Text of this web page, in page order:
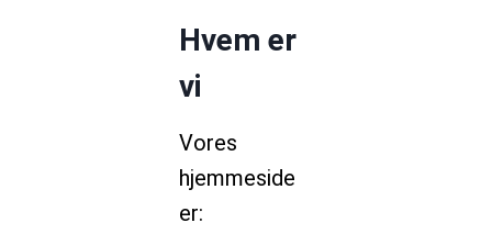
Hvem er
vi
Vores
hjemmeside
er: